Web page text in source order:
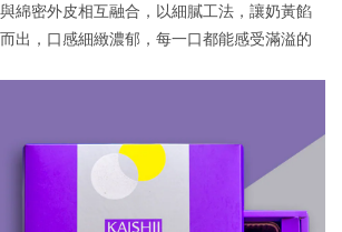
綿密外皮相互融合，以細膩工法，讓奶黃餡
出，口感細緻濃郁，每一口都能感受滿溢的